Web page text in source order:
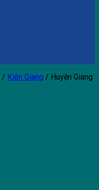
/ Kiên Giang / Huyện Giang